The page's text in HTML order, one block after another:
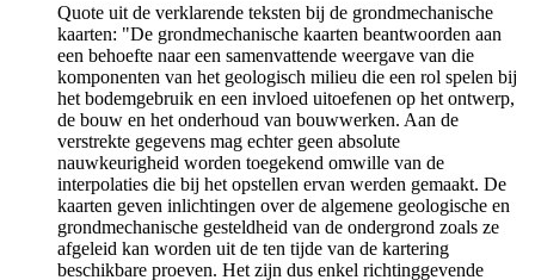
Quote uit de verklarende teksten bij de grondmechanische
kaarten: "De grondmechanische kaarten beantwoorden aan
een behoefte naar een samenvattende weergave van die
komponenten van het geologisch milieu die een rol spelen bij
het bodemgebruik en een invloed uitoefenen op het ontwerp,
de bouw en het onderhoud van bouwwerken. Aan de
verstrekte gegevens mag echter geen absolute
nauwkeurigheid worden toegekend omwille van de
interpolaties die bij het opstellen ervan werden gemaakt. De
kaarten geven inlichtingen over de algemene geologische en
grondmechanische gesteldheid van de ondergrond zoals ze
afgeleid kan worden uit de ten tijde van de kartering
beschikbare proeven. Het zijn dus enkel richtinggevende